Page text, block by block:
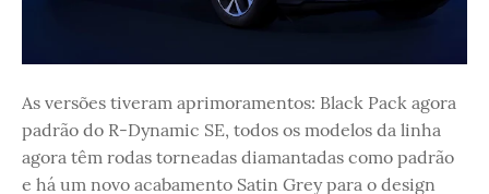
As versões tiveram aprimoramentos: Black Pack agora
padrão do R-Dynamic SE, todos os modelos da linha
agora têm rodas torneadas diamantadas como padrão
e há um novo acabamento Satin Grey para o design